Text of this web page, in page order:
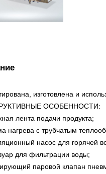
изготовлена и
ОСОБЕННОСТИ:
лента подачи продукта;
нагрева с трубчатым
насос для горячей
для фильтрации воды;
паровой клапан